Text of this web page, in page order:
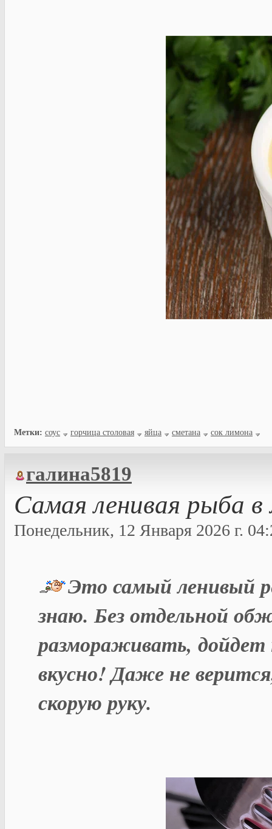
Метки: соус горчица столовая яйца сметана сок лимона
галина5819
Самая ленивая рыба в
Понедельник, 12 Января 2026 г.
Это самый ленивый
знаю. Без отдельной
размораживать, дойдет
вкусно! Даже не
скорую руку.